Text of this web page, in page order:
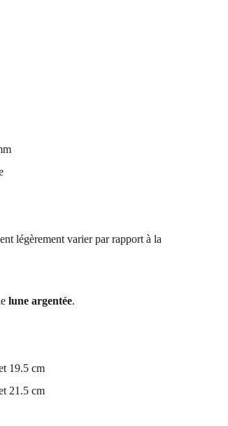
légèrement varier par rapport à la
lune argentée.
19.5 cm
21.5 cm